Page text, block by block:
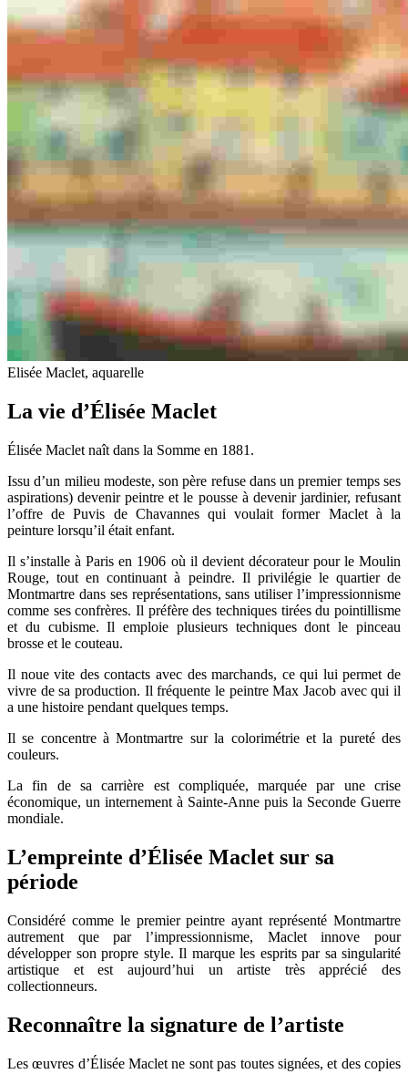
Elisée Maclet, aquarelle
La vie d’Élisée Maclet
Élisée Maclet naît dans la Somme en 1881.
Issu d’un milieu modeste, son père refuse dans un premier temps ses
aspirations) devenir peintre et le pousse à devenir jardinier, refusant
l’offre de Puvis de Chavannes qui voulait former Maclet à la
peinture lorsqu’il était enfant.
Il s’installe à Paris en 1906 où il devient décorateur pour le Moulin
Rouge, tout en continuant à peindre. Il privilégie le quartier de
Montmartre dans ses représentations, sans utiliser l’impressionnisme
comme ses confrères. Il préfère des techniques tirées du pointillisme
et du cubisme. Il emploie plusieurs techniques dont le pinceau
brosse et le couteau.
Il noue vite des contacts avec des marchands, ce qui lui permet de
vivre de sa production. Il fréquente le peintre Max Jacob avec qui il
a une histoire pendant quelques temps.
Il se concentre à Montmartre sur la colorimétrie et la pureté des
couleurs.
La fin de sa carrière est compliquée, marquée par une crise
économique, un internement à Sainte-Anne puis la Seconde Guerre
mondiale.
L’empreinte d’Élisée Maclet sur sa
période
Considéré comme le premier peintre ayant représenté Montmartre
autrement que par l’impressionnisme, Maclet innove pour
développer son propre style. Il marque les esprits par sa singularité
artistique et est aujourd’hui un artiste très apprécié des
collectionneurs.
Reconnaître la signature de l’artiste
Les œuvres d’Élisée Maclet ne sont pas toutes signées, et des copies